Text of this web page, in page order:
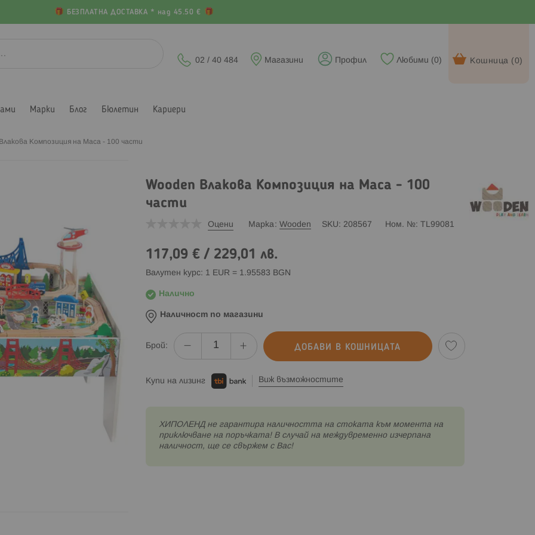
БЕЗПЛАТНА ДОСТАВКА * над 45.50 €
Кошница (0)
Любими (0)
Профил
Магазини
02 / 40 484
Марки Блог Бюлетин Кариери
Композиция на Маса - 100 части
Wooden Влакова Композиция на Маса - 100
части
Оцени Марка Wooden SKU 208567 Ном. № TL99081
117,09 €/ 229,01 лв.
Валутен курс: 1 EUR = 1.95583 BGN
Налично
Наличност по магазини
Брой: ДОБАВИ В КОШНИЦАТА
Купи на лизинг Виж възможностите
XИПОЛЕНД не гарантира наличността на стоката към момента на
приключване на поръчката! В случай на междувременно изчерпана
наличност, ще се свържем с Вас!